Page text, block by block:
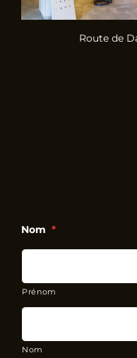
Route de
Nom *
Prénom
Nom